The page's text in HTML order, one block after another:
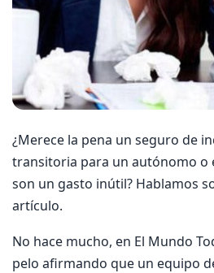
¿Merece la pena un seguro de
transitoria para un autónomo o
son un gasto inútil? Hablamos
artículo.
No hace mucho, en El Mundo
pelo afirmando que un equipo